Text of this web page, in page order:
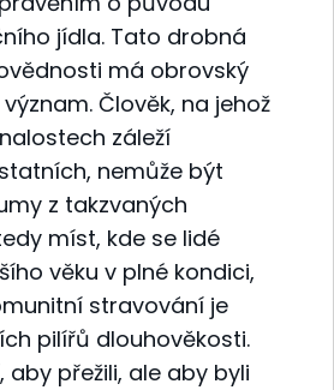
jídla. Tato drobná
má obrovský
Člověk, na jehož
záleží
nemůže být
z takzvaných
míst, kde se lidé
věku v plné kondici,
stravování je
pilířů dlouhověkosti.
aby přežili, ale aby byli